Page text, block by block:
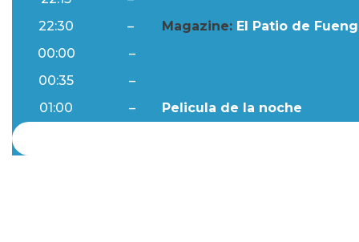
22:30
– Magazine: El Patio de
00:00
–
00:35
–
01:00
– Pelicula de la noche